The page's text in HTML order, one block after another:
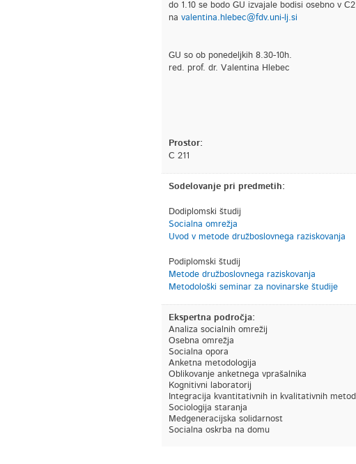
do 1.10 se bodo GU izvajale bodisi osebno v
na valentina.hlebec@fdv.uni-lj.si
GU so ob ponedeljkih 8.30-10h.
red. prof. dr. Valentina Hlebec
Prostor:
C 211
Sodelovanje pri predmetih:
Dodiplomski študij
Socialna omrežja
Uvod v metode družboslovnega raziskovanja
Podiplomski študij
Metode družboslovnega raziskovanja
Metodološki seminar za novinarske študije
Ekspertna področja:
Analiza socialnih omrežij
Osebna omrežja
Socialna opora
Anketna metodologija
Oblikovanje anketnega vprašalnika
Kognitivni laboratorij
Integracija kvantitativnih in kvalitativnih metod
Sociologija staranja
Medgeneracijska solidarnost
Socialna oskrba na domu